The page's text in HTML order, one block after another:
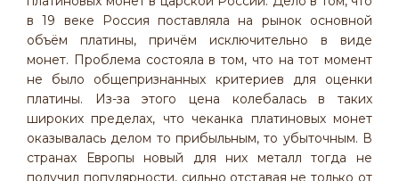
в 19 веке Россия поставляла на рынок основной
объём платины, причём исключительно в виде
монет. Проблема состояла в том, что на тот момент
не было общепризнанных критериев для оценки
платины. Из-за этого цена колебалась в таких
широких пределах, что чеканка платиновых монет
оказывалась делом то прибыльным, то убыточным. В
странах Европы новый для них металл тогда не
получил популярности, сильно отставая не только от